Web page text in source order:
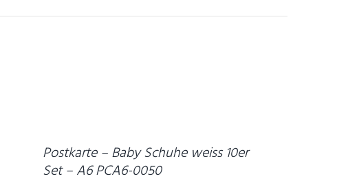
Postkarte – Baby Schuhe weiss 10er
Set – A6 PCA6-0050